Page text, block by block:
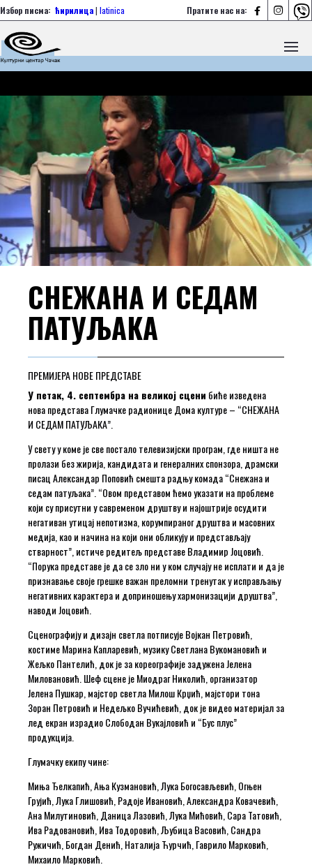
Пратите нас на:   
Избор писма: ћирилица| latinica
СНЕЖАНА И СЕДАМ
ПАТУЉАКА
ПРЕМИЈЕРА НОВЕ ПРЕДСТАВЕ
У петак, 4. септембра на великој сцени биће изведена
нова представа Глумачке радионице Дома културе – “СНЕЖАНА
И СЕДАМ ПАТУЉАКА”.
У свету у коме је све постало телевизијски програм, где ништа не
пролази без жирија, кандидата и генералних спонзора, драмски
писац Александар Поповић смешта радњу комада “Снежана и
седам патуљака”. “Овом представом ћемо указати на проблеме
који су присутни у савременом друштву и најоштрије осудити
негативан утицај непотизма, корумпираног друштва и масовних
медија, као и начина на који они обликују и представљају
стварност”, истиче редитељ представе Владимир Јоцовић.
“Порука представе је да се зло ни у ком случају не исплати и да је
признавање своје грешке важан преломни тренутак у исправљању
негативних карактера и доприношењу хармонизацији друштва”,
наводи Јоцовић.
Сценографију и дизајн светла потписује Војкан Петровић,
костиме Марина Капларевић, музику Светлана Вукомановић и
Жељко Пантелић, док је за кореографије задужена Јелена
Миловановић. Шеф сцене је Миодраг Николић, организатор
Јелена Пушкар, мајстор светла Милош Крџић, мајстори тона
Зоран Петровић и Недељко Вучићевић, док је видео материјал за
лед екран израдио Слободан Вукајловић и “Бус плус”
продукција.
Глумачку екипу чине:
Миња Ђелкапић, Ања Кузмановић, Лука Богосављевић, Огњен
Грујић, Лука Глишовић, Радоје Ивановић, Александра Ковачевић,
Ана Милутиновић, Даница Лазовић, Лука Мићовић, Сара Татовић,
Ива Радовановић, Ива Тодоровић, Љубица Васовић, Сандра
Ружичић, Богдан Денић, Наталија Ћурчић, Гаврило Марковић,
Михаило Марковић.